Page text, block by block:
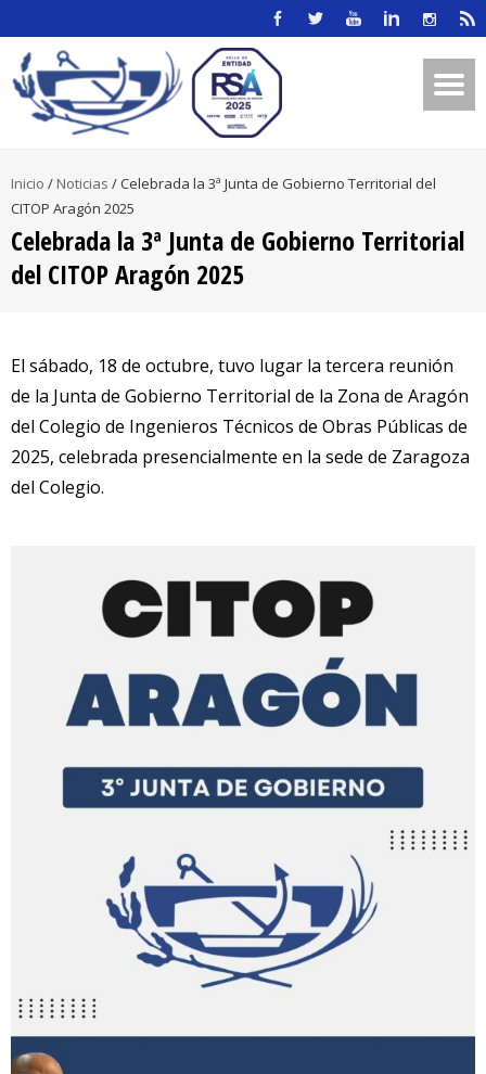
Inicio / Noticias /Celebrada la 3ª Junta de Gobierno Territorial del
CITOP Aragón 2025
Celebrada la 3ª Junta de Gobierno Territorial
del CITOP Aragón 2025
El sábado, 18 de octubre, tuvo lugar la tercera reunión
de la Junta de Gobierno Territorial de la Zona de Aragón
del Colegio de Ingenieros Técnicos de Obras Públicas de
2025, celebrada presencialmente en la sede de Zaragoza
del Colegio.